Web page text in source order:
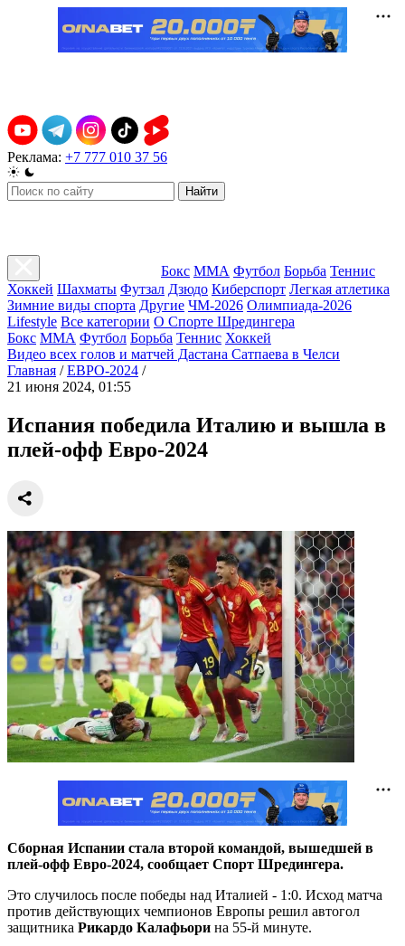
Реклама: +7 777 010 37 56
Найти
Бокс ММА Футбол Борьба Теннис
Хоккей Шахматы Футзал Дзюдо Киберспорт Легкая атлетика
Зимние виды спорта Другие ЧМ-2026 Олимпиада-2026
Lifestyle Все категории О Спорте Шредингера
Бокс ММА Футбол Борьба Теннис Хоккей
Видео всех голов и матчей Дастана Сатпаева в Челси
Главная / ЕВРО-2024 /
21 июня 2024, 01:55
Испания победила Италию и вышла в
плей-офф Евро-2024
Сборная Испании стала второй командой, вышедшей в
плей-офф Евро-2024, сообщает Спорт Шредингера.
Это случилось после победы над Италией - 1:0. Исход матча
против действующих чемпионов Европы решил автогол
защитника Рикардо Калафьори на 55-й минуте.